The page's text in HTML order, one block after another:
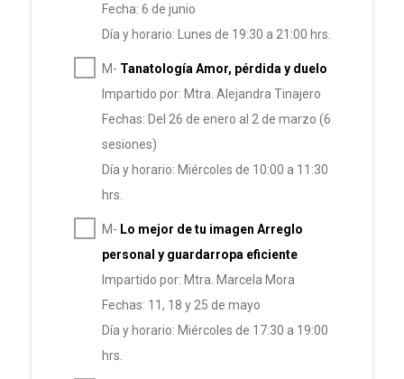
Fecha: 6 de junio
Día y horario: Lunes de 19:30 a 21:00 hrs.
M- Tanatología Amor, pérdida y duelo
Impartido por: Mtra. Alejandra Tinajero
Fechas: Del 26 de enero al 2 de marzo (6
sesiones)
Día y horario: Miércoles de 10:00 a 11:30
hrs.
M- Lo mejor de tu imagen Arreglo
personal y guardarropa eficiente
Impartido por: Mtra. Marcela Mora
Fechas: 11, 18 y 25 de mayo
Día y horario: Miércoles de 17:30 a 19:00
hrs.